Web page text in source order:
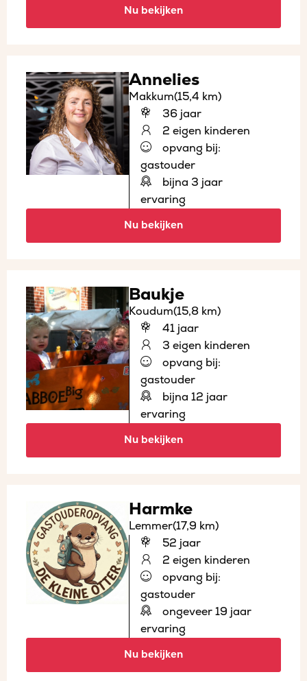
Nu bekijken
Annelies
Makkum(15,4 km)
36 jaar
2 eigen kinderen
opvang bij:
gastouder
bijna 3 jaar
ervaring
Nu bekijken
Baukje
Koudum(15,8 km)
41 jaar
3 eigen kinderen
opvang bij:
gastouder
bijna 12 jaar
ervaring
Nu bekijken
Harmke
Lemmer(17,9 km)
52 jaar
2 eigen kinderen
opvang bij:
gastouder
ongeveer 19 jaar
ervaring
Nu bekijken